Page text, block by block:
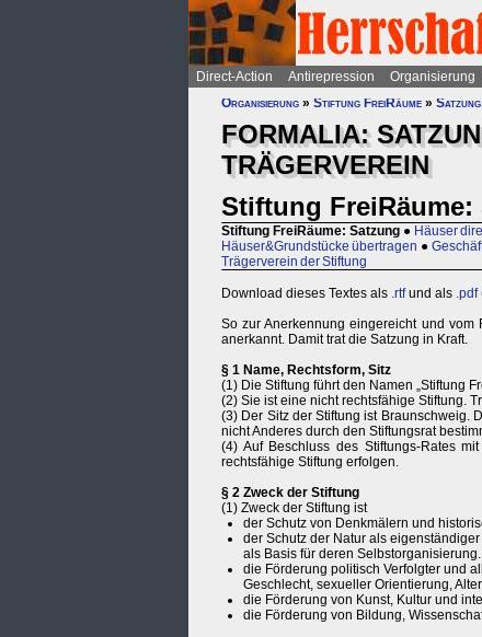
Direct-Action Antirepression Organisierung
Organisierung » Stiftung FreiRäume »
FORMALIA:
TRÄGERVEREIN
Stiftung FreiRäume:
Stiftung FreiRäume: Satzung ● Häuser
Häuser&Grundstücke übertragen ●
Trägerverein der Stiftung
Download dieses Textes als .rtfund als .pdf
So zur Anerkennung eingereicht und vom
anerkannt. Damit trat die Satzung in Kraft.
§ 1 Name, Rechtsform, Sitz
(1) Die Stiftung führt den Namen „Stiftung
(2) Sie ist eine nicht rechtsfähige Stiftung.
(3) Der Sitz der Stiftung ist Braunschweig.
nicht Anderes durch den Stiftungsrat
(4) Auf Beschluss des Stiftungs-Rates
rechtsfähige Stiftung erfolgen.
§ 2 Zweck der Stiftung
(1) Zweck der Stiftung ist
der Schutz von Denkmälern und
der Schutz der Natur als
als Basis für deren Selbstorganisierung.
die Förderung politisch Verfolgter und
Geschlecht, sexueller Orientierung,
die Förderung von Kunst, Kultur und
die Förderung von Bildung,